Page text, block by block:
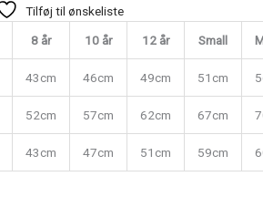
Tilføj til ønskeliste
8 år 10 år 12 år Small
43cm 46cm 49cm 51cm
52cm 57cm 62cm 67cm
43cm 47cm 51cm 59cm